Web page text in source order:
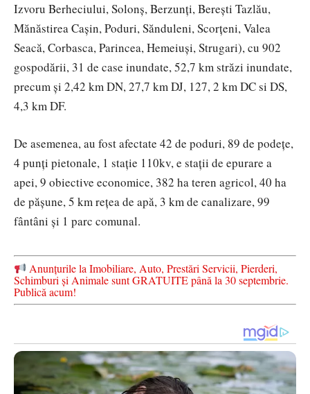
Izvoru Berheciului, Solonș, Berzunți, Berești Tazlău,
Mănăstirea Cașin, Poduri, Sănduleni, Scorțeni, Valea
Seacă, Corbasca, Parincea, Hemeiuși, Strugari), cu 902
gospodării, 31 de case inundate, 52,7 km străzi inundate,
precum și 2,42 km DN, 27,7 km DJ, 127, 2 km DC si DS,
4,3 km DF.
De asemenea, au fost afectate 42 de poduri, 89 de podețe,
4 punți pietonale, 1 stație 110kv, e stații de epurare a
apei, 9 obiective economice, 382 ha teren agricol, 40 ha
de pășune, 5 km rețea de apă, 3 km de canalizare, 99
fântâni și 1 parc comunal.
Anunțurile la Imobiliare, Auto, Prestări Servicii, Pierderi,
Schimburi și Animale sunt GRATUITE până la 30 septembrie.
Publică acum!